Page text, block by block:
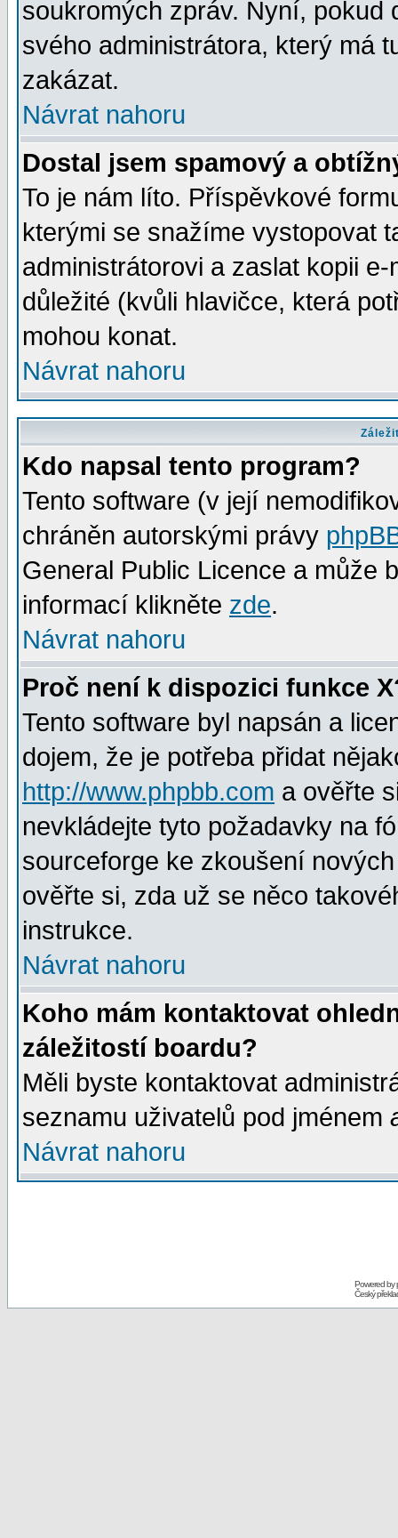
soukromých zpráv. Nyní, pokud
svého administrátora, který má
zakázat.
Návrat nahoru
Dostal jsem spamový a
To je nám líto. Příspěvkové
kterými se snažíme vystopovat
administrátorovi a zaslat kopii
důležité (kvůli hlavičce, která
mohou konat.
Návrat nahoru
Kdo napsal tento program?
Tento software (v její
chráněn autorskými právy
General Public Licence a může
informací klikněte zde.
Návrat nahoru
Proč není k dispozici funkce
Tento software byl napsán a
dojem, že je potřeba přidat
http://www.phpbb.com a ověřte
nevkládejte tyto požadavky na
sourceforge ke zkoušení
ověřte si, zda už se něco
instrukce.
Návrat nahoru
Koho mám kontaktovat
záležitostí boardu?
Měli byste kontaktovat
seznamu uživatelů pod jménem
Návrat nahoru
Powered by
Český